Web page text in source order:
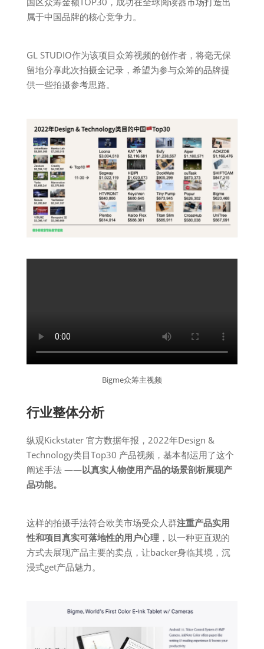
属于中国品牌的核心竞争力。
GL STUDIO作为该项目众筹视频的创作者，将毫无保
留地分享此次拍摄全记录，希望为参与众筹的品牌提
供一些拍摄参考思路。
Bigme众筹主视频
行业整体分析
纵观Kickstater 官方数据年报，2022年Design &
Technology类目Top30 产品视频，基本都运用了这个
阐述手法 ——以真实人物使用产品的场景剖析展现产
品功能。
这样的拍摄手法符合欧美市场受众人群注重产品实用
性和项目真实可落地性的用户心理 ，以一种更直观的
方式去展现产品主要的卖点，让backer身临其境，沉
浸式get产品魅力。